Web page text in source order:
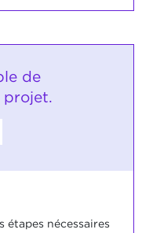
de
projet.
étapes nécessaires